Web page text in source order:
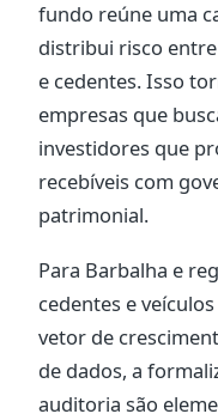
fundo reúne uma
distribui risco
e cedentes. Isso
empresas que
investidores que
recebíveis com
patrimonial.
Para Barbalha e
cedentes e
vetor de
de dados, a
auditoria são